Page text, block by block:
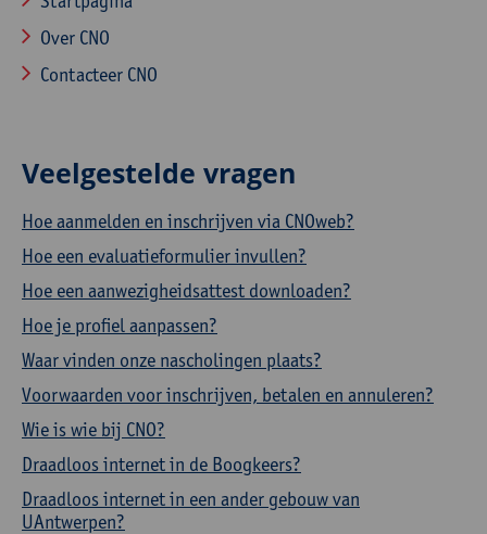
Over CNO
Contacteer CNO
Veelgestelde vragen
Hoe aanmelden en inschrijven via CNOweb?
Hoe een evaluatieformulier invullen?
Hoe een aanwezigheidsattest downloaden?
Hoe je profiel aanpassen?
Waar vinden onze nascholingen plaats?
Voorwaarden voor inschrijven, betalen en annuleren?
Wie is wie bij CNO?
Draadloos internet in de Boogkeers?
Draadloos internet in een ander gebouw van
UAntwerpen?